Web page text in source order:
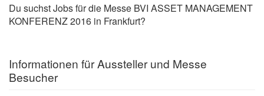
Du suchst Jobs für die Messe BVI ASSET MANAGEMENT
KONFERENZ 2016 in Frankfurt?
Informationen für Aussteller und Messe
Besucher